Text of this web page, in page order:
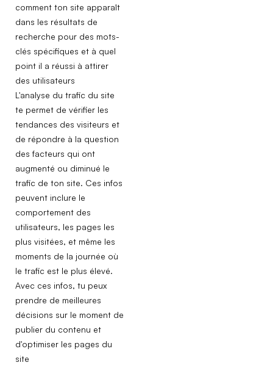
comment ton site apparaît
dans les résultats de
recherche pour des mots-
clés spécifiques et à quel
point il a réussi à attirer
des utilisateurs
L'analyse du trafic du site
te permet de vérifier les
tendances des visiteurs et
de répondre à la question
des facteurs qui ont
augmenté ou diminué le
trafic de ton site. Ces infos
peuvent inclure le
comportement des
utilisateurs, les pages les
plus visitées, et même les
moments de la journée où
le trafic est le plus élevé.
Avec ces infos, tu peux
prendre de meilleures
décisions sur le moment de
publier du contenu et
d'optimiser les pages du
site